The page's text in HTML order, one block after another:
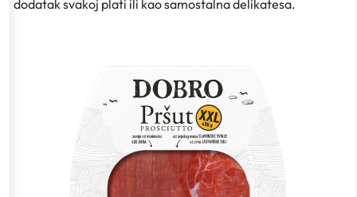
dodatak svakoj plati ili kao samostalna delikatesa.